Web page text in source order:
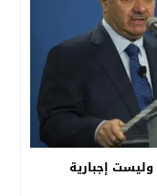
وليست إجبارية